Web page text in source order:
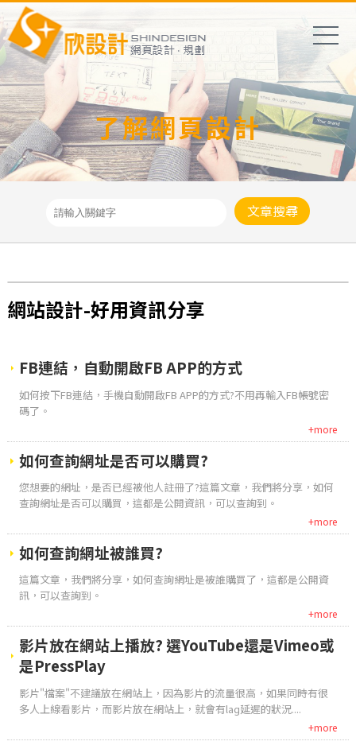
了解網頁設計
文章搜尋
網站設計-好用資訊分享
FB連結，自動開啟FB APP的方式
如何按下FB連結，手機自動開啟FB APP的方式?不用再輸入FB帳號密
碼了。
+more
如何查詢網址是否可以購買?
您想要的網址，是否已經被他人註冊了?這篇文章，我們將分享，如何
查詢網址是否可以購買，這都是公開資訊，可以查詢到。
+more
如何查詢網址被誰買?
這篇文章，我們將分享，如何查詢網址是被誰購買了，這都是公開資
訊，可以查詢到。
+more
影片放在網站上播放? 選YouTube還是Vimeo或
是PressPlay
影片"檔案"不建議放在網站上，因為影片的流量很高，如果同時有很
多人上線看影片，而影片放在網站上，就會有lag延遲的狀況....
+more